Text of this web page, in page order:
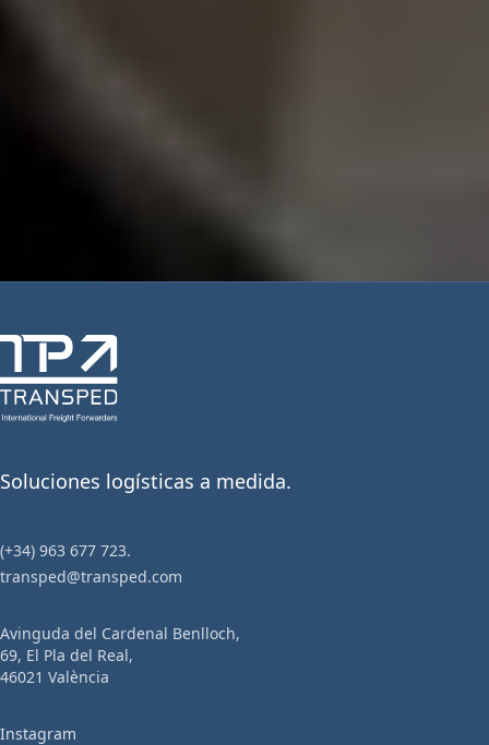
Soluciones logísticas a medida.
(+34) 963 677 723.
transped@transped.com
Avinguda del Cardenal Benlloch,
69, El Pla del Real,
46021 València
Instagram